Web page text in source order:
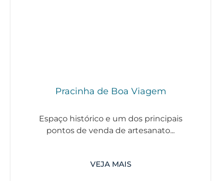
Pracinha de Boa Viagem
Espaço histórico e um dos principais
pontos de venda de artesanato...
VEJA MAIS